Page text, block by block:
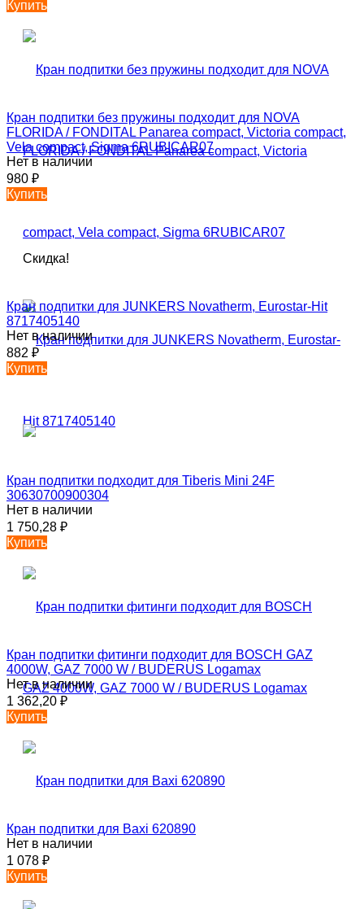
Купить
Кран подпитки без пружины подходит для NOVA
FLORIDA / FONDITAL Panarea compact, Victoria compact,
Vela compact, Sigma 6RUBICAR07
Нет в наличии
980 ₽
Купить
Скидка!
Кран подпитки для JUNKERS Novatherm, Eurostar-Hit
8717405140
Нет в наличии
882 ₽
Купить
Кран подпитки подходит для Tiberis Mini 24F
30630700900304
Нет в наличии
1 750,28 ₽
Купить
Кран подпитки фитинги подходит для BOSCH GAZ
4000W, GAZ 7000 W / BUDERUS Logamax
Нет в наличии
1 362,20 ₽
Купить
Кран подпитки для Baxi 620890
Нет в наличии
1 078 ₽
Купить